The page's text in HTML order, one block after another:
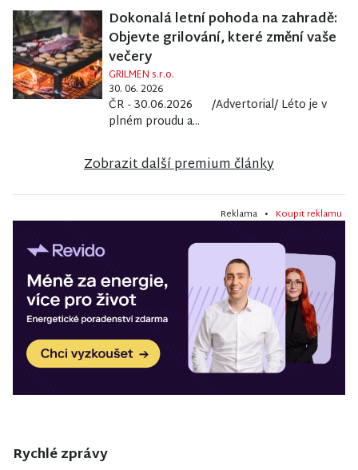
Dokonalá letní pohoda na zahradě:
Objevte grilování, které změní vaše
večery
GRILMEN s.r.o.
30. 06. 2026
ČR - 30.06.2026 /Advertorial/ Léto je v
plném proudu a...
Zobrazit další premium články
Reklama • Koupit reklamu
Rychlé zprávy